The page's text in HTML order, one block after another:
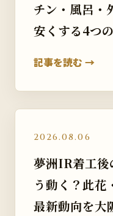
チン・風呂・
安くする4つ
記事を読む →
2026.08.06
夢洲IR着工後
う動く？此花
最新動向を大